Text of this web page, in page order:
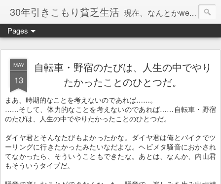
30年引きこもり貧乏生活 現在、なんとかweb系の仕事で食べています。このブログで扱う問題は「この世とはなにか」「人生とはなにか」「人間とはなにか」「強迫神経症の原因と解決法」「うつ病の原因と寄り添う方法」「家族の問題」などについてです。
Pages
MAY
13
自転車・野宿のたびは、人生の中でやり
たかったことのひとつだ。
まあ、時期的なことを考えないのであれば……。
……そして、体力的なことを考えないのであれば……自転車・野宿
のたびは、人生の中でやりたかったことのひとつだ。
ダイヤ君とそんなたびもよかったかな。ダイヤ君は俺とバイクでツ
ーリングに行きたかったみたいなだよな。ヘビメタ騒音におかされ
てなかったら、そういうこともできたな。あとは、なんか、内山君
もそういうタイプだ。